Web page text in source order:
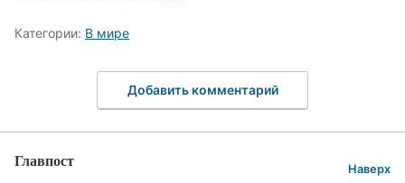
Категории: В мире
Добавить комментарий
Главпост Наверх